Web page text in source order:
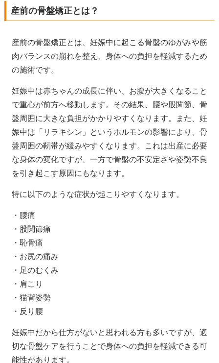
産前の骨盤矯正とは？
産前の骨盤矯正とは、妊娠中に起こる骨盤のゆがみや筋
肉バランスの崩れを整え、身体への負担を軽減するため
の施術です。
妊娠中は赤ちゃんの成長に伴い、お腹が大きくなること
で重心が前方へ移動します。その結果、腰や股関節、骨
盤周囲に大きな負担がかかりやすくなります。また、妊
娠中は「リラキシン」というホルモンの影響により、骨
盤周囲の靭帯が緩みやすくなります。これは出産に必要
な身体の変化ですが、一方で骨盤の不安定さや姿勢不良
を引き起こす原因にもなります。
特に以下のような症状が起こりやすくなります。
・腰痛
・股関節痛
・恥骨痛
・お尻の痛み
・足のむくみ
・肩こり
・猫背姿勢
・反り腰
妊娠中だから仕方がないと思われる方も多いですが、適
切な骨盤ケアを行うことで身体への負担を軽減できる可
能性があります。